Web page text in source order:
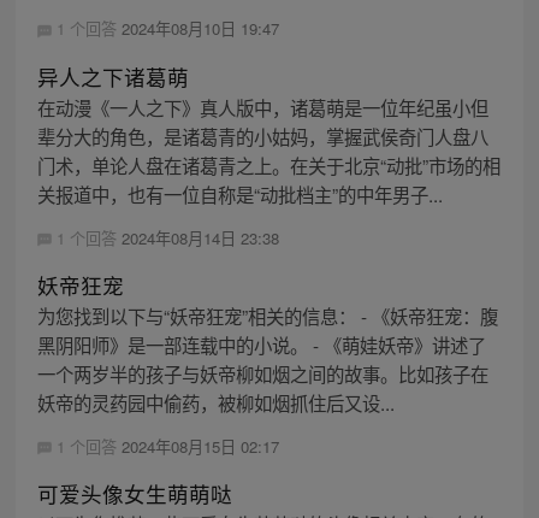
1 个回答 2024年08月10日 19:47
异人之下诸葛萌
在动漫《一人之下》真人版中，诸葛萌是一位年纪虽小但
辈分大的角色，是诸葛青的小姑妈，掌握武侯奇门人盘八
门术，单论人盘在诸葛青之上。在关于北京“动批”市场的相
关报道中，也有一位自称是“动批档主”的中年男子...
1 个回答 2024年08月14日 23:38
妖帝狂宠
为您找到以下与“妖帝狂宠”相关的信息： - 《妖帝狂宠：腹
黑阴阳师》是一部连载中的小说。 - 《萌娃妖帝》讲述了
一个两岁半的孩子与妖帝柳如烟之间的故事。比如孩子在
妖帝的灵药园中偷药，被柳如烟抓住后又设...
1 个回答 2024年08月15日 02:17
可爱头像女生萌萌哒